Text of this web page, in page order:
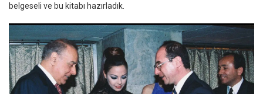
belgeseli ve bu kitabı hazırladık.